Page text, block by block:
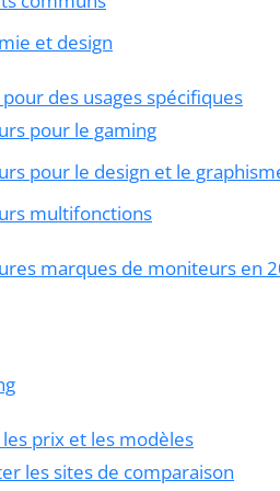
et design
des usages spécifiques
pour le gaming
pour le design et le
multifonctions
marques de moniteurs en
prix et les modèles
les sites de comparaison